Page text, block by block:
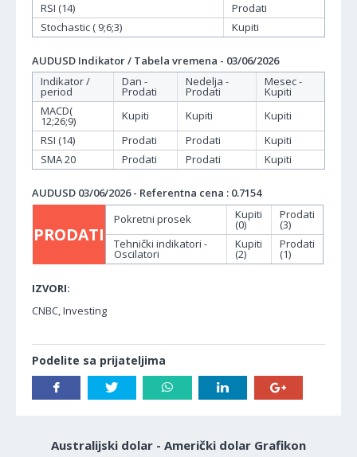
RSI (14)
Prodati
Stochastic ( 9;6;3)
Kupiti
AUDUSD Indikator / Tabela vremena - 03/06/2026
Indikator /
period
Dan -
Prodati
Nedelja -
Prodati
Mesec -
Kupiti
MACD(
12;26;9) Kupiti Kupiti
Kupiti
RSI (14)
Prodati Prodati
Kupiti
SMA 20
Prodati Prodati Kupiti
AUDUSD 03/06/2026 - Referentna cena : 0.7154
PRODATI
Pokretni prosek Kupiti
(0)
Prodati
(3)
Tehnički indikatori -
Oscilatori
Kupiti
(2)
Prodati
(1)
IZVORI:
CNBC, Investing
Podelite sa prijateljima
Australijski dolar - Američki dolar Grafikon